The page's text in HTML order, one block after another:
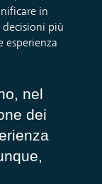
in
più
esperienza
nel
dei